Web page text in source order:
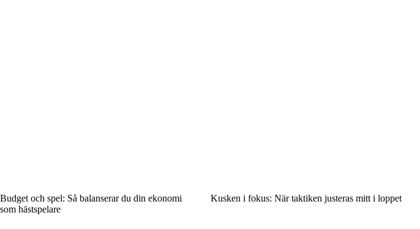
Budget och spel: Så balanserar du din ekonomi
som hästspelare
Kusken i fokus: När taktiken justeras mitt i loppet